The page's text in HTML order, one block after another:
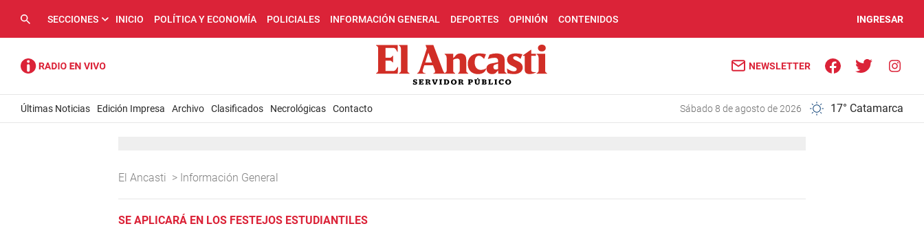
SECCIONES INICIO POLÍTICA Y ECONOMÍA POLICIALES INFORMACIÓN GENERAL DEPORTES OPINIÓN CONTENIDOS INGRESAR
NEWSLETTER
Últimas Noticias Edición Impresa Archivo Clasificados Necrológicas Contacto sábado 8 de agosto de 2026 17° Catamarca
El Ancasti > Información General
SE APLICARÁ EN LOS FESTEJOS ESTUDIANTILES